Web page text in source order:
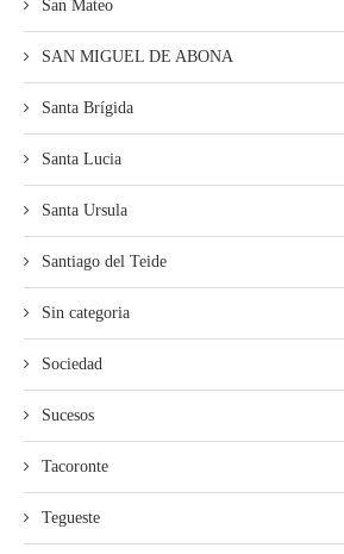
San Mateo
SAN MIGUEL DE ABONA
Santa Brígida
Santa Lucia
Santa Ursula
Santiago del Teide
Sin categoria
Sociedad
Sucesos
Tacoronte
Tegueste